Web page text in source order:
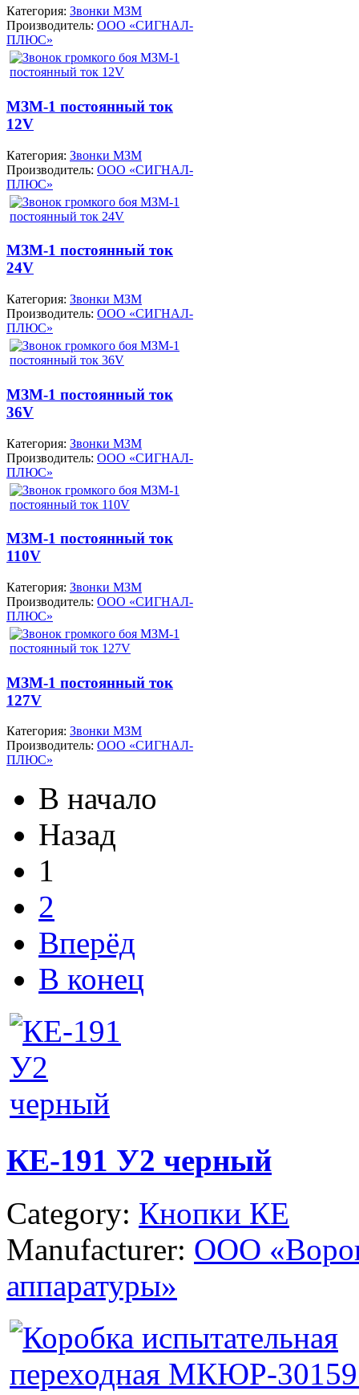
Категория: Звонки МЗМ
Производитель: ООО «СИГНАЛ-
ПЛЮС»
МЗМ-1 постоянный ток
12V
Категория: Звонки МЗМ
Производитель: ООО «СИГНАЛ-
ПЛЮС»
МЗМ-1 постоянный ток
24V
Категория: Звонки МЗМ
Производитель: ООО «СИГНАЛ-
ПЛЮС»
МЗМ-1 постоянный ток
36V
Категория: Звонки МЗМ
Производитель: ООО «СИГНАЛ-
ПЛЮС»
МЗМ-1 постоянный ток
110V
Категория: Звонки МЗМ
Производитель: ООО «СИГНАЛ-
ПЛЮС»
МЗМ-1 постоянный ток
127V
Категория: Звонки МЗМ
Производитель: ООО «СИГНАЛ-
ПЛЮС»
В начало
Назад
1
2
Вперёд
В конец
КЕ-191 У2 черный
Category: Кнопки КЕ
Manufacturer: ООО
аппаратуры»